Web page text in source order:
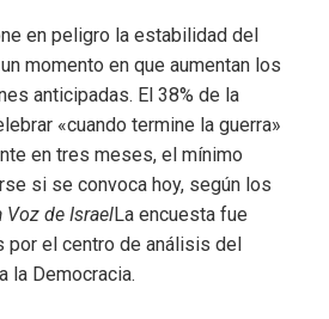
en peligro la estabilidad del
momento en que aumentan los
anticipadas. El 38% de la
«cuando termine la guerra»
en tres meses, el mínimo
si se convoca hoy, según los
Voz de IsraelLa encuesta fue
por el centro de análisis del
la Democracia.